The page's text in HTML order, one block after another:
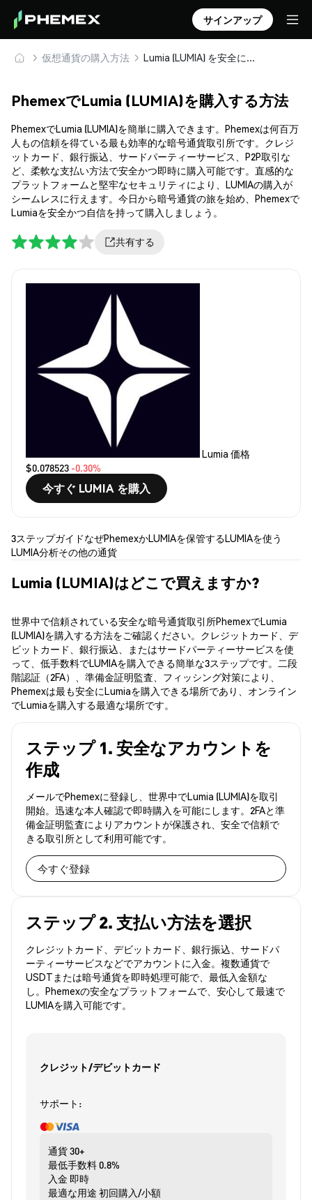
サインアップ
仮想通貨の購入方法 Lumia (LUMIA) を安全に購入・保管
PhemexでLumia (LUMIA)を購入する方法
PhemexでLumia (LUMIA)を簡単に購入できます。Phemexは何百万
人もの信頼を得ている最も効率的な暗号通貨取引所です。クレジ
ットカード、銀行振込、サードパーティーサービス、P2P取引な
ど、柔軟な支払い方法で安全かつ即時に購入可能です。直感的な
プラットフォームと堅牢なセキュリティにより、LUMIAの購入が
シームレスに行えます。今日から暗号通貨の旅を始め、Phemexで
Lumiaを安全かつ自信を持って購入しましょう。
共有する
Lumia 価格
$0.078523 -0.30%
今すぐ LUMIA を購入
3ステップガイドなぜPhemexかLUMIAを保管するLUMIAを使う
LUMIA分析その他の通貨
Lumia (LUMIA)はどこで買えますか?
世界中で信頼されている安全な暗号通貨取引所PhemexでLumia
(LUMIA)を購入する方法をご確認ください。クレジットカード、デ
ビットカード、銀行振込、またはサードパーティーサービスを使
って、低手数料でLUMIAを購入できる簡単な3ステップです。二段
階認証（2FA）、準備金証明監査、フィッシング対策により、
Phemexは最も安全にLumiaを購入できる場所であり、オンライン
でLumiaを購入する最適な場所です。
ステップ 1. 安全なアカウントを
作成
メールでPhemexに登録し、世界中でLumia (LUMIA)を取引
開始。迅速な本人確認で即時購入を可能にします。2FAと準
備金証明監査によりアカウントが保護され、安全で信頼で
きる取引所として利用可能です。
今すぐ登録
ステップ 2. 支払い方法を選択
クレジットカード、デビットカード、銀行振込、サードパ
ーティーサービスなどでアカウントに入金。複数通貨で
USDTまたは暗号通貨を即時処理可能で、最低入金額な
し。Phemexの安全なプラットフォームで、安心して最速で
LUMIAを購入可能です。
クレジット/デビットカード
サポート:
通貨30+
最低手数料0.8%
入金 即時
最適な用途 初回購入/小額